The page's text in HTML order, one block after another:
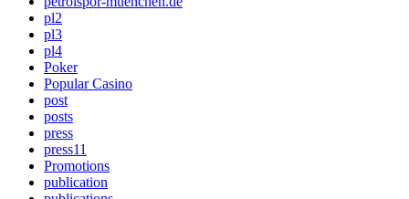
pl2
pl3
pl4
Poker
Popular Casino
post
posts
press
press11
Promotions
publication